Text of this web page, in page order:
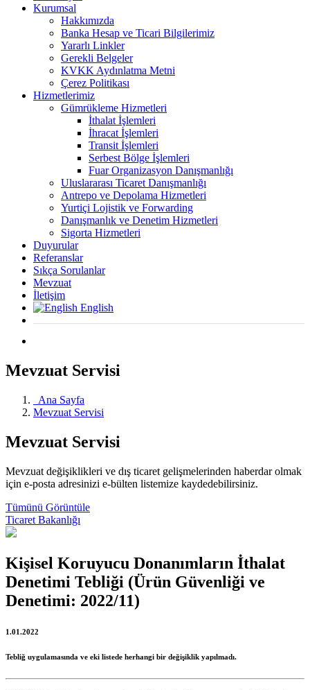
Kurumsal
Hakkımızda
Banka Hesap ve Ticari Bilgilerimiz
Yararlı Linkler
Gerekli Belgeler
KVKK Aydınlatma Metni
Çerez Politikası
Hizmetlerimiz
Gümrükleme Hizmetleri
İthalat İşlemleri
İhracat İşlemleri
Transit İşlemleri
Serbest Bölge İşlemleri
Fuar Organizasyon Danışmanlığı
Uluslararası Ticaret Danışmanlığı
Antrepo ve Depolama Hizmetleri
Yurtiçi Lojistik ve Forwarding
Danışmanlık ve Denetim Hizmetleri
Sigorta Hizmetleri
Duyurular
Referanslar
Sıkça Sorulanlar
Mevzuat
İletişim
English
Mevzuat Servisi
Ana Sayfa
Mevzuat Servisi
Mevzuat Servisi
Mevzuat değişiklikleri ve dış ticaret gelişmelerinden haberdar olmak
için e-posta adresinizi e-bülten listemize kaydedebilirsiniz.
Tümünü Görüntüle
Ticaret Bakanlığı
Kişisel Koruyucu Donanımların İthalat
Denetimi Tebliği (Ürün Güvenliği ve
Denetimi: 2022/11)
1.01.2022
Tebliğ uygulamasında ve eki listede herhangi bir değişiklik yapılmadı.